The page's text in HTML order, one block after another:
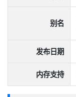
别名
发布日期
内存支持